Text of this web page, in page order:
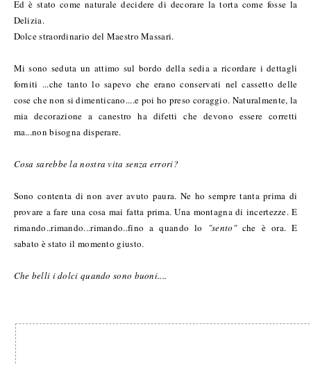
Ed è stato come naturale decidere di decorare la torta come fosse la
Delizia.
Dolce straordinario del Maestro Massari.
Mi sono seduta un attimo sul bordo della sedia a ricordare i dettagli
forniti ...che tanto lo sapevo che erano conservati nel cassetto delle
cose che non si dimenticano....e poi ho preso coraggio. Naturalmente, la
mia decorazione a canestro ha difetti che devono essere corretti
ma...non bisogna disperare.
Cosa sarebbe la nostra vita senza errori?
Sono contenta di non aver avuto paura. Ne ho sempre tanta prima di
provare a fare una cosa mai fatta prima. Una montagna di incertezze. E
rimando..rimando...rimando..fino a quando lo
"sento" che è ora. E
sabato è stato il momento giusto.
Che belli i dolci quando sono buoni....